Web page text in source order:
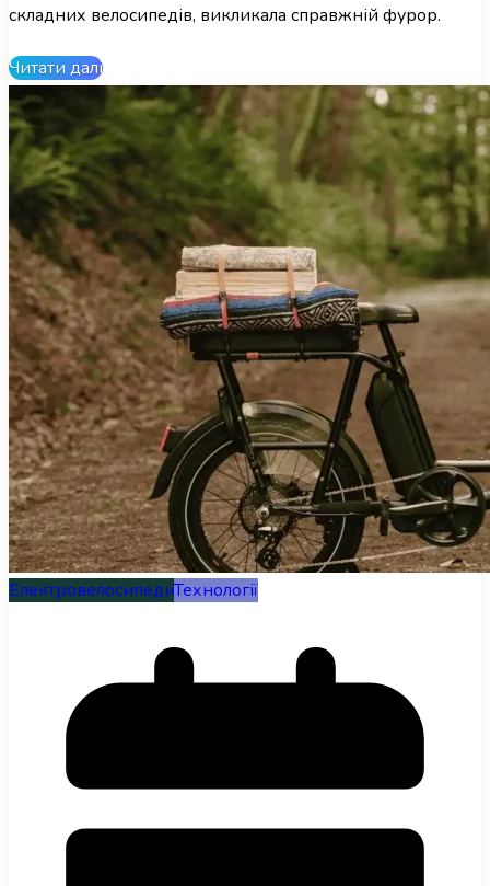
складних велосипедів, викликала справжній фурор.
Читати далі
ЕлектровелосипедиТехнології